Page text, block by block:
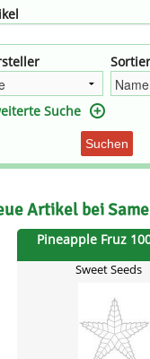
Suche
Suchen
Artikel bei
Pineapple Fruz
Sweet Seeds